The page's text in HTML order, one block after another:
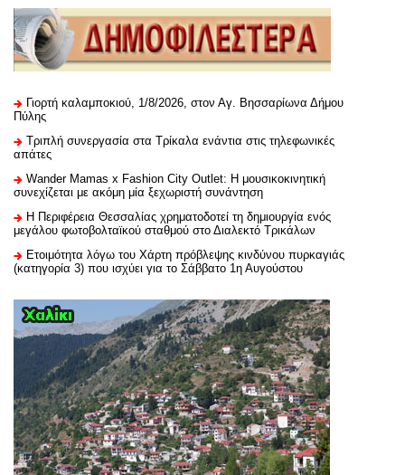
Γιορτή καλαμποκιού, 1/8/2026, στον Αγ. Βησσαρίωνα Δήμου
Πύλης
Τριπλή συνεργασία στα Τρίκαλα ενάντια στις τηλεφωνικές
απάτες
Wander Mamas x Fashion City Outlet: Η μουσικοκινητική
συνεχίζεται με ακόμη μία ξεχωριστή συνάντηση
H Περιφέρεια Θεσσαλίας χρηματοδοτεί τη δημιουργία ενός
μεγάλου φωτοβολταϊκού σταθμού στο Διαλεκτό Τρικάλων
Ετοιμότητα λόγω του Χάρτη πρόβλεψης κινδύνου πυρκαγιάς
(κατηγορία 3) που ισχύει για το Σάββατο 1η Αυγούστου